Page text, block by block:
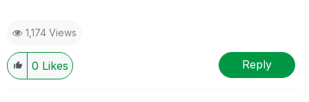
1,174 Views
0 Likes Reply